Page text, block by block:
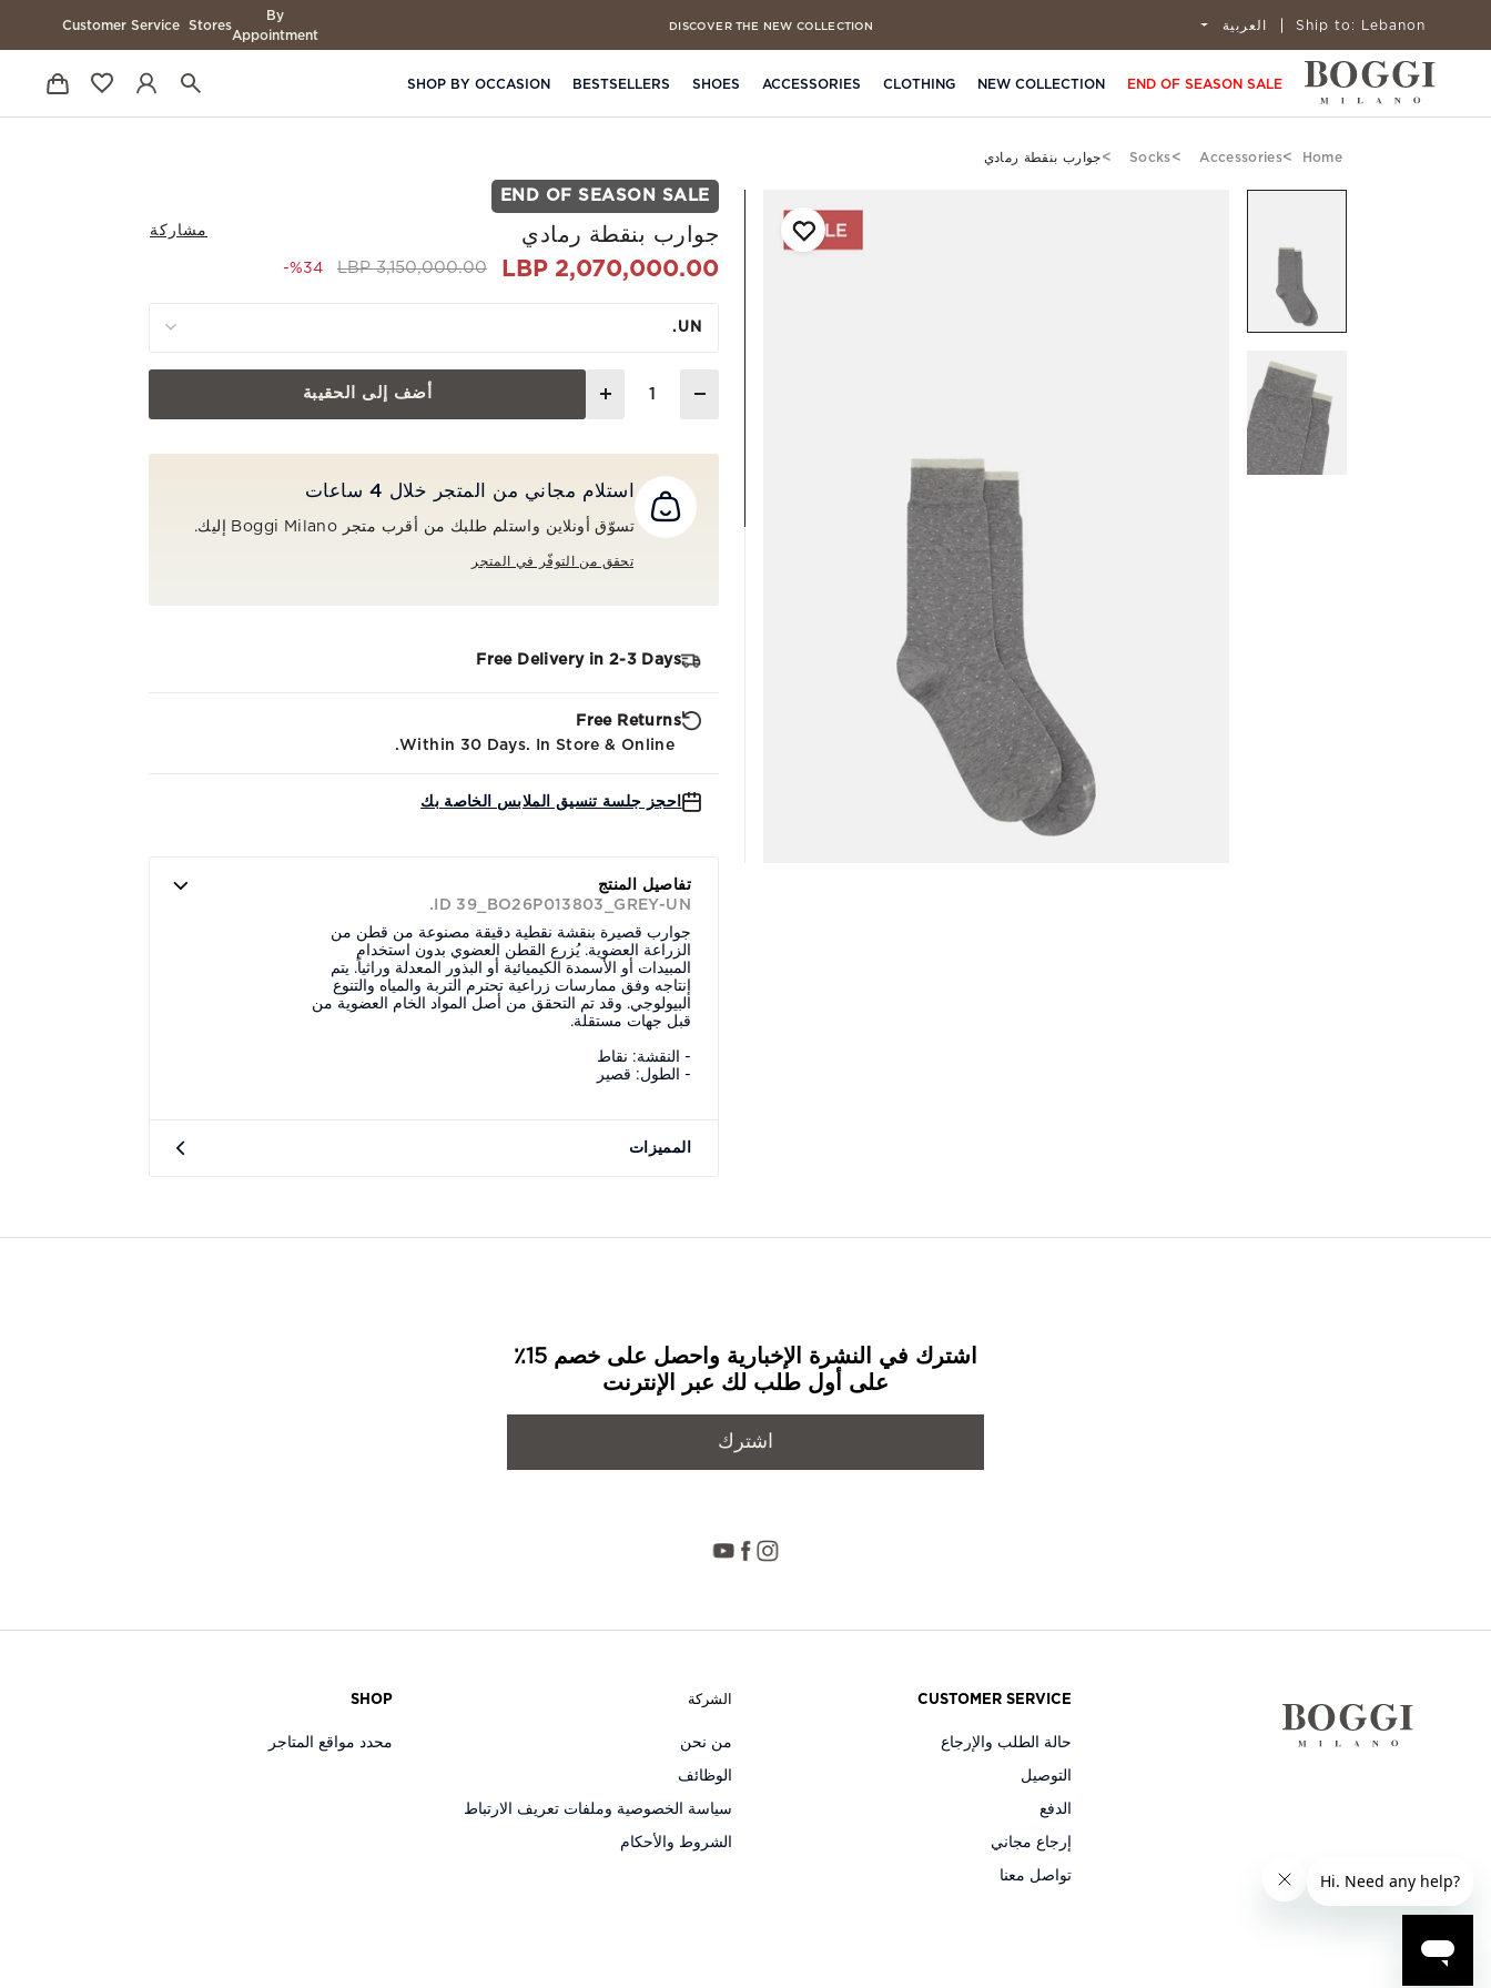
Ship to: Lebanon العربية DISCOVER THE NEW COLLECTION
By
Appointment
Stores
Customer Service
END OF SEASON SALE
NEW COLLECTION
CLOTHING
ACCESSORIES
SHOES
BESTSELLERS
SHOP BY OCCASION
Home
Accessories
Socks جوارب بنقطة رمادي
END OF SEASON SALE
مشاركة جوارب بنقطة رمادي
2,070,000.00 LBP
Price reduced from
3,150,000.00 LBP
to 2,070,000.00 LBP
%34-
UN.
أضف إلى الحقيبة
استلام مجاني من المتجر خلال 4 ساعات
تسوّق أونلاين واستلم طلبك من أقرب متجر Boggi Milano إليك.
تحقق من التوفّر في المتجر
Free Delivery in 2-3 Days
Free Returns
Within 30 Days. In Store & Online.
احجز جلسة تنسيق الملابس الخاصة بك
تفاصيل المنتج
ID 39_BO26P013803_GREY-UN.
جوارب قصيرة بنقشة نقطية دقيقة مصنوعة من قطن من
الزراعة العضوية. يُزرع القطن العضوي بدون استخدام
المبيدات أو الأسمدة الكيميائية أو البذور المعدلة وراثياً. يتم
إنتاجه وفق ممارسات زراعية تحترم التربة والمياه والتنوع
البيولوجي. وقد تم التحقق من أصل المواد الخام العضوية من
قبل جهات مستقلة.
- النقشة: نقاط
- الطول: قصير
المميزات
اشترك في النشرة الإخبارية واحصل على خصم 15٪
على أول طلب لك عبر الإنترنت
اشترك
CUSTOMER SERVICE
حالة الطلب والإرجاع
التوصيل
الدفع
إرجاع مجاني
تواصل معنا
الشركة
من نحن
الوظائف
سياسة الخصوصية وملفات تعريف الارتباط
الشروط والأحكام
SHOP
محدد مواقع المتاجر